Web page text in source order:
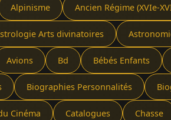
Alpinisme Ancien Régime (XVIe-
Arts divinatoires
Avions Bd Bébés Enfants
Biographies Personnalités
Cinéma Catalogues Chasse